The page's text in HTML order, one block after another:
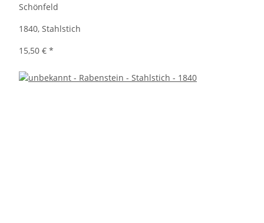
Schönfeld
1840, Stahlstich
15,50 € *